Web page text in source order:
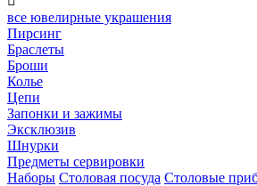
все ювелирные украшения
Пирсинг
Браслеты
Броши
Колье
Цепи
Запонки и зажимы
Эксклюзив
Шнурки
Предметы сервировки
Наборы Столовая посуда Столовые